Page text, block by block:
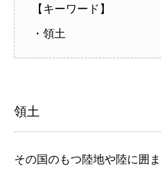
【キーワード】
・領土
領土
その国のもつ陸地や陸に囲